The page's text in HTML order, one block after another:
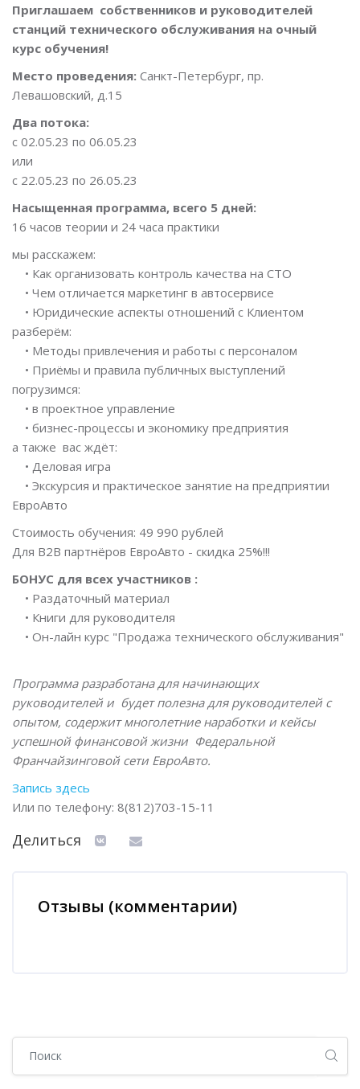
Приглашаем собственников и руководителей
станций технического обслуживания на очный
курс обучения!
Место проведения: Санкт-Петербург, пр.
Левашовский, д.15
Два потока:
с 02.05.23 по 06.05.23
или
с 22.05.23 по 26.05.23
Насыщенная программа, всего 5 дней:
16 часов теории и 24 часа практики
мы расскажем:
• Как организовать контроль качества на СТО
• Чем отличается маркетинг в автосервисе
• Юридические аспекты отношений с Клиентом
разберём:
• Методы привлечения и работы с персоналом
• Приёмы и правила публичных выступлений
погрузимся:
• в проектное управление
• бизнес-процессы и экономику предприятия
а также вас ждёт:
• Деловая игра
• Экскурсия и практическое занятие на предприятии
ЕвроАвто
Стоимость обучения: 49 990 рублей
Для B2B партнёров ЕвроАвто - скидка 25%!!!
БОНУС для всех участников :
• Раздаточный материал
• Книги для руководителя
• Он-лайн курс "Продажа технического обслуживания"
Программа разработана для начинающих
руководителей и будет полезна для руководителей с
опытом, содержит многолетние наработки и кейсы
успешной финансовой жизни Федеральной
Франчайзинговой сети ЕвроАвто.
Запись здесь
Или по телефону: 8(812)703-15-11
Делиться
Отзывы (комментарии)
Блоки
Блоки